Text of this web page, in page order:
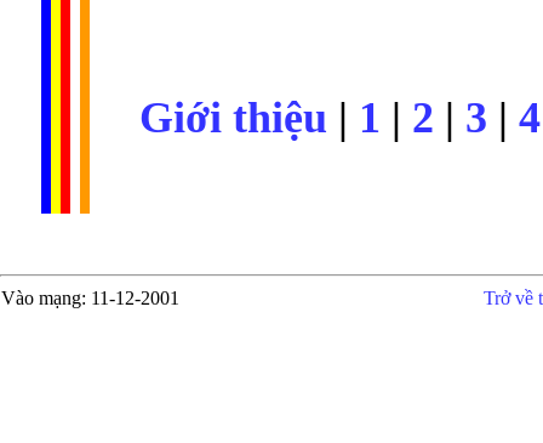
Giới thiệu | 1 | 2 | 3 | 4
Vào mạng: 11-12-2001 Trở về